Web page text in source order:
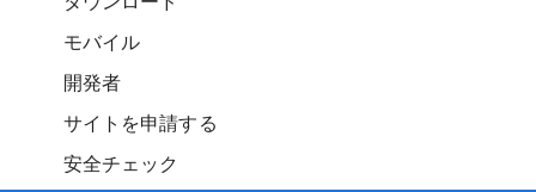
モバイル
開発者
サイトを申請する
安全チェック